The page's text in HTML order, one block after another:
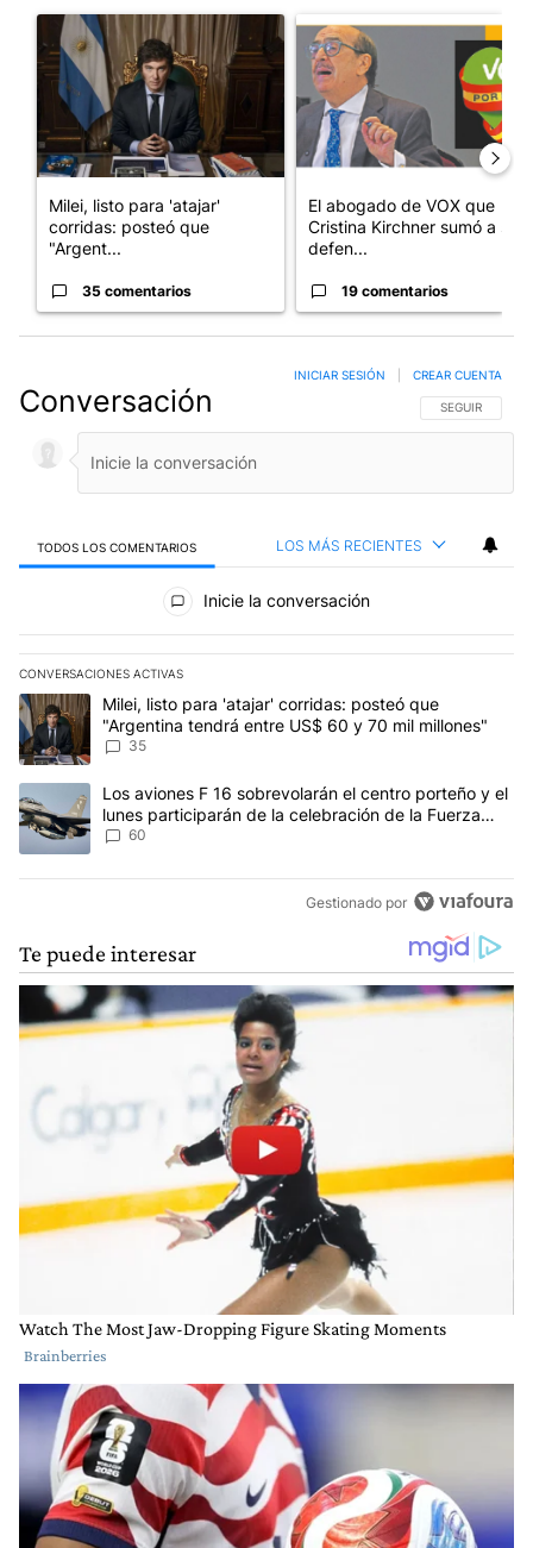
Un artículo de tendencia con el título "Milei, listo para 'atajar'
Milei, listo para 'atajar'
corridas: posteó que
"Argent...
35 comentarios
Un artículo de tendencia con
El abogado de VOX que
Cristina Kirchner sumó a su
defen...
19 comentarios
Conversación SIGA ESTA
SEGUIR
INICIAR SESIÓN CREAR CUENTA
TODOS LOS COMENTARIOS LOS MÁS RECIENTES
Todos los comentarios
Inicie la conversación
CONVERSACIONES ACTIVAS
Este listado muestra los artículos con más comentarios en los
Un artículo de tendencia con el título "Milei, listo para 'atajar'
Milei, listo para 'atajar' corridas: posteó que
"Argentina tendrá entre US$ 60 y 70 mil millones"
35
Un artículo de tendencia con el título "Los aviones F 16
Los aviones F 16 sobrevolarán el centro porteño y el
lunes participarán de la celebración de la Fuerza
Aérea
60
Gestionado por